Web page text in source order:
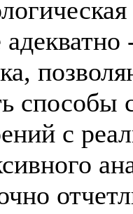
способы
с